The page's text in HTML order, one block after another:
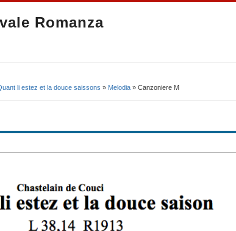
Romanza
li estez et la douce saissons » Melodia » Canzoniere M